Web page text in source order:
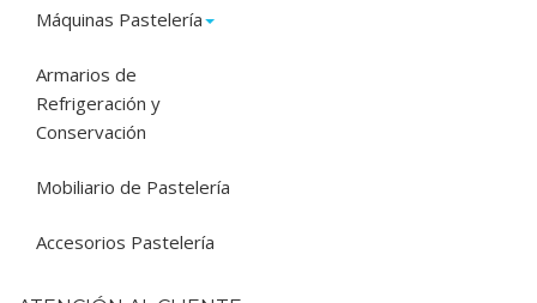
Máquinas Pastelería
Armarios de
Refrigeración y
Conservación
Mobiliario de Pastelería
Accesorios Pastelería